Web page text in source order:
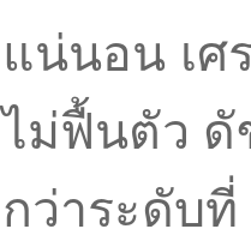
แน่นอน เศ
ไม่ฟื้นตัว ดั
กว่าระดับที่